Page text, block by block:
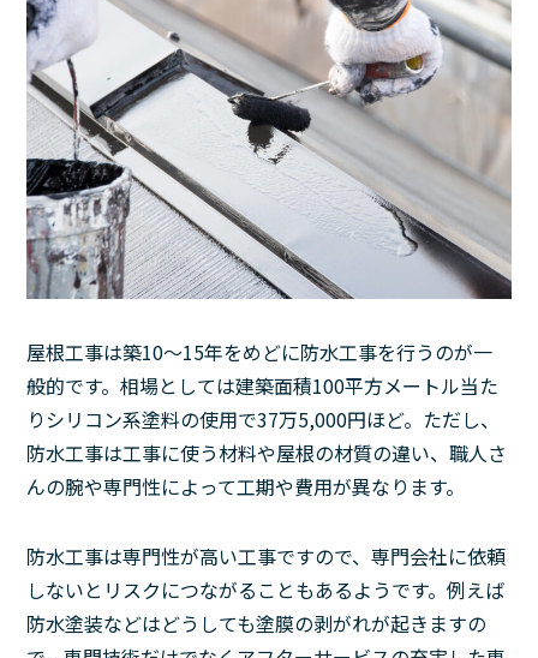
屋根工事は築10〜15年をめどに防水工事を行うのが一
般的です。相場としては建築面積100平方メートル当た
りシリコン系塗料の使用で37万5,000円ほど。ただし、
防水工事は工事に使う材料や屋根の材質の違い、職人さ
んの腕や専門性によって工期や費用が異なります。
防水工事は専門性が高い工事ですので、専門会社に依頼
しないとリスクにつながることもあるようです。例えば
防水塗装などはどうしても塗膜の剥がれが起きますの